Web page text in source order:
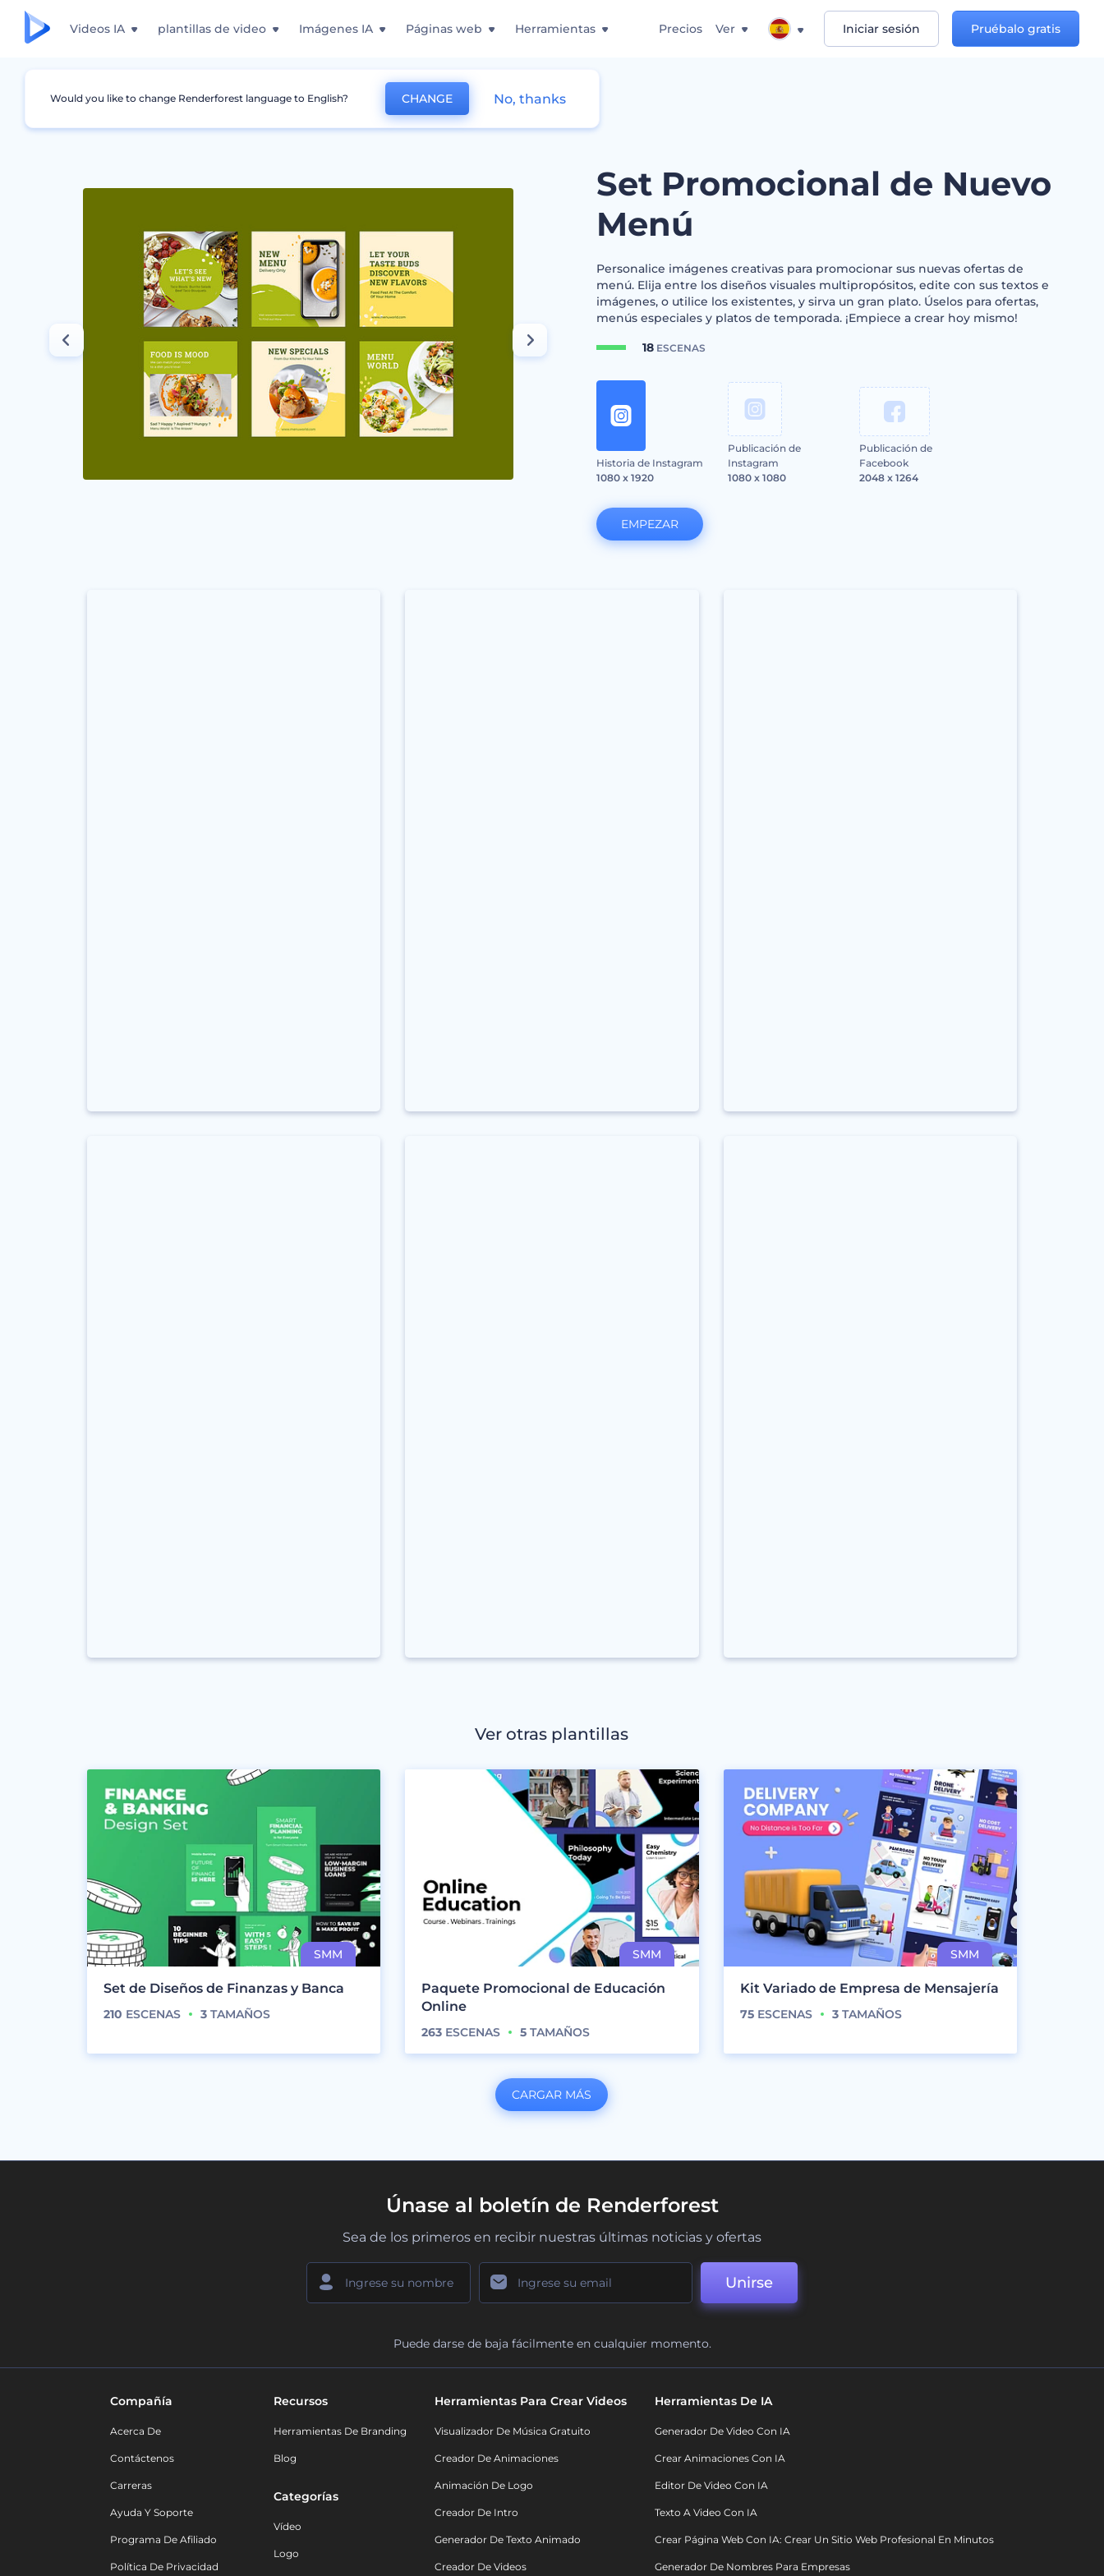
Videos IA plantillas de video Imágenes IA Páginas web Herramientas Precios Ver Iniciar sesión Pruébalo gratis
Gráficos Historia de Instagram Set Promocional de Nuevo Menú
Set Promocional de Nuevo
Menú
Personalice imágenes creativas para promocionar sus nuevas ofertas de
menú. Elija entre los diseños visuales multipropósitos, edite con sus textos e
imágenes, o utilice los existentes, y sirva un gran plato. Úselos para ofertas,
menús especiales y platos de temporada. ¡Empiece a crear hoy mismo!
18ESCENAS
Historia de Instagram
1080 x 1920
Publicación de
Instagram
1080 x 1080
Publicación de
Facebook
2048 x 1264
EMPEZAR
Ver otras plantillas
Set de Diseños de Finanzas y Banca
210 ESCENAS 3 TAMAÑOS
Paquete Promocional de Educación
Online
263 ESCENAS 5 TAMAÑOS
Kit Variado de Empresa de Mensajería
75ESCENAS 3TAMAÑOS
CARGAR MÁS
Únase al boletín de Renderforest
Sea de los primeros en recibir nuestras últimas noticias y ofertas
Unirse
Puede darse de baja fácilmente en cualquier momento.
Compañía
Acerca De
Contáctenos
Carreras
Ayuda Y Soporte
Programa De Afiliado
Política De Privacidad
Recursos
Herramientas De Branding
Blog
Categorías
Vídeo
Logo
Herramientas Para Crear Videos
Visualizador De Música Gratuito
Creador De Animaciones
Animación De Logo
Creador De Intro
Generador De Texto Animado
Creador De Videos
Herramientas De IA
Generador De Video Con IA
Crear Animaciones Con IA
Editor De Video Con IA
Texto A Video Con IA
Crear Página Web Con IA: Crear Un Sitio Web Profesional En Minutos
Generador De Nombres Para Empresas
Would you like to change Renderforest language to English? CHANGE No, thanks